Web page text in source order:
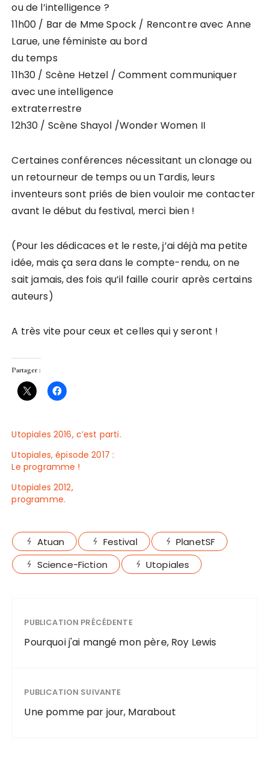
ou de l’intelligence ?
11h00 / Bar de Mme Spock / Rencontre avec Anne
Larue, une féministe au bord
du temps
11h30 / Scène Hetzel / Comment communiquer
avec une intelligence
extraterrestre
12h30 / Scène Shayol /Wonder Women II
Certaines conférences nécessitant un clonage ou
un retourneur de temps ou un Tardis, leurs
inventeurs sont priés de bien vouloir me contacter
avant le début du festival, merci bien !
(Pour les dédicaces et le reste, j’ai déjà ma petite
idée, mais ça sera dans le compte-rendu, on ne
sait jamais, des fois qu’il faille courir après certains
auteurs)
A très vite pour ceux et celles qui y seront !
Partager :
Utopiales 2016, c’est parti.
Utopiales, épisode 2017 :
Le programme !
Utopiales 2012,
programme.
Atuan Festival
PlanetSF
Science-Fiction
Utopiales
PUBLICATION PRÉCÉDENTE
Pourquoi j'ai mangé mon père, Roy Lewis
PUBLICATION SUIVANTE
Une pomme par jour, Marabout